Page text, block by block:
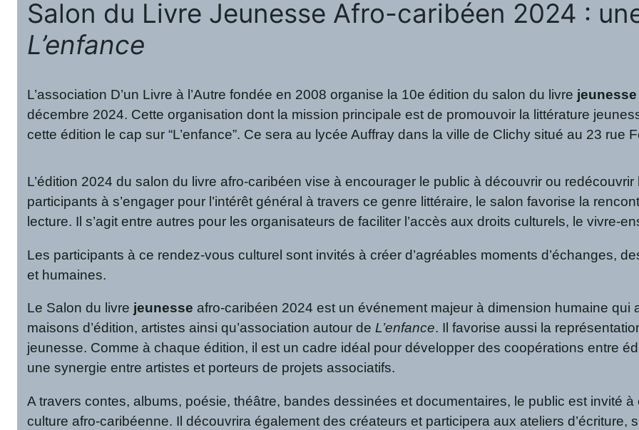
Salon du Livre Jeunesse Afro-caribéen 2024 :
L’enfance
L’association D’un Livre à l’Autre fondée en 2008 organise la 10e édition du salon du livre jeunesse
décembre 2024. Cette organisation dont la mission principale est de promouvoir la littérature
cette édition le cap sur “L’enfance”. Ce sera au lycée Auffray dans la ville de Clichy situé au 23 rue
L’édition 2024 du salon du livre afro-caribéen vise à encourager le public à découvrir ou
participants à s’engager pour l’intérêt général à travers ce genre littéraire, le salon favorise la
lecture. Il s’agit entre autres pour les organisateurs de faciliter l’accès aux droits culturels, le
Les participants à ce rendez-vous culturel sont invités à créer d’agréables moments d’échanges,
et humaines.
Le Salon du livre jeunesse afro-caribéen 2024 est un événement majeur à dimension humaine qui
maisons d’édition, artistes ainsi qu’association autour deL’enfance. Il favorise aussi la
jeunesse. Comme à chaque édition, il est un cadre idéal pour développer des coopérations entre
une synergie entre artistes et porteurs de projets associatifs.
A travers contes, albums, poésie, théâtre, bandes dessinées et documentaires, le public est invité
culture afro-caribéenne. Il découvrira également des créateurs et participera aux ateliers d’écriture,